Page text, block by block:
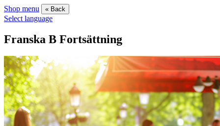
Shop menu « Back
Select language
Franska B Fortsättning